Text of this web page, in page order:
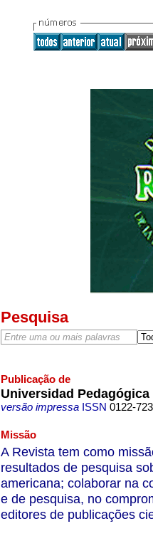
Pesquisa
Publicação de
Universidad
versão impressaISSN 0122-
Missão
A Revista tem como
resultados de pesquisa
americana; colaborar na
e de pesquisa, no
editores de publicações